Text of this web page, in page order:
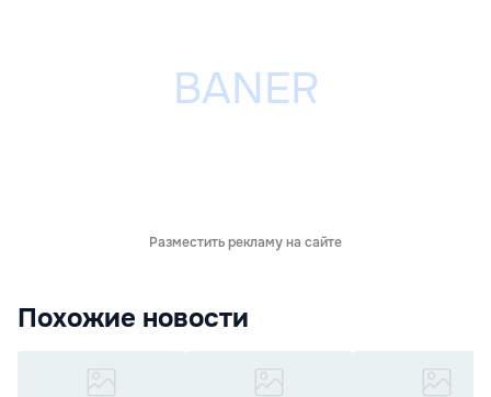
Разместить рекламу на сайте
Похожие новости